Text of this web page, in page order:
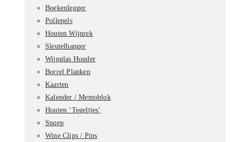
Boekenlegger
Pollepels
Houten Wijnrek
Sleutelhanger
Wijnglas Houder
Borrel Planken
Kaarten
Kalender / Memoblok
Houten ‘Tegeltjes’
Snoep
Wine Clips / Pins